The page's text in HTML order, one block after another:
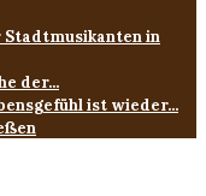
Stadtmusikanten in
der...
ist wieder...